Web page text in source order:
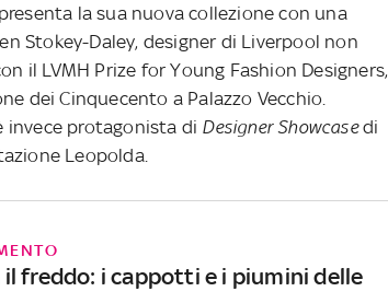
la sua nuova collezione con una
Stokey-Daley, designer di Liverpool non
il LVMH Prize for Young Fashion Designers,
dei Cinquecento a Palazzo Vecchio.
invece protagonista di Designer Showcasedi
Leopolda.
il freddo: i cappotti e i piumini delle